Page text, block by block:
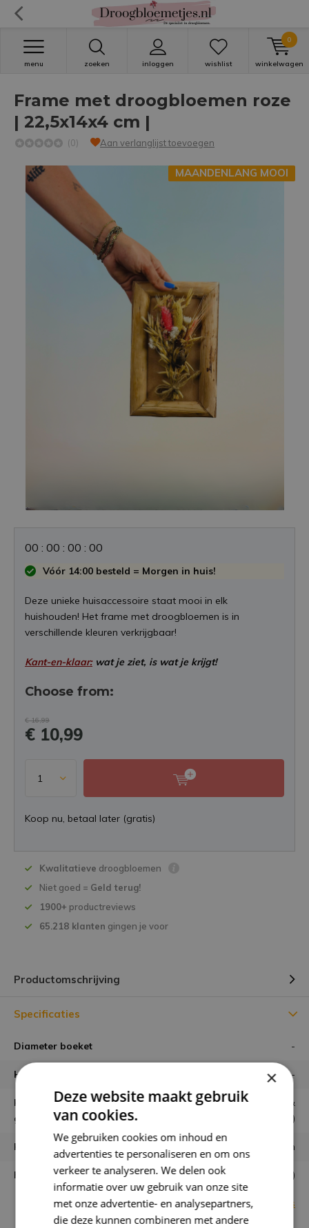
zoeken inloggen
menu wishlist winkelwagen
0
Frame met droogbloemen roze
| 22,5x14x4 cm |
(0) Aan verlanglijst toevoegen
MAANDENLANG MOOI
00 : 00 : 00 : 00
Vóór 14:00 besteld = Morgen in huis!
Deze unieke huisaccessoire staat mooi in elk
huishouden! Het frame met droogbloemen is in
verschillende kleuren verkrijgbaar!
Kant-en-klaar:wat je ziet, is wat je krijgt!
Choose from:
€ 16,99
€ 10,99
Koop nu, betaal later (gratis)
Kwalitatieve droogbloemen
Niet goed = Geld terug!
1900+ productreviews
65.218 klanten gingen je voor
Productomschrijving
Specificaties
Diameter boeket -
Hoogte boeket -
Hoe wordt het boeket
geleverd?
zorgvuldig geschikt &
gebonden (zoals op de foto)
Houdbaarheid minimaal 6 maanden
Kaartje mogelijk? Ja, gratis (opmerkingveld)
Bekijk alle specificaties
×
Deze website maakt gebruik
van cookies.
We gebruiken cookies om inhoud en
advertenties te personaliseren en om ons
verkeer te analyseren. We delen ook
informatie over uw gebruik van onze site
met onze advertentie- en analysepartners,
die deze kunnen combineren met andere